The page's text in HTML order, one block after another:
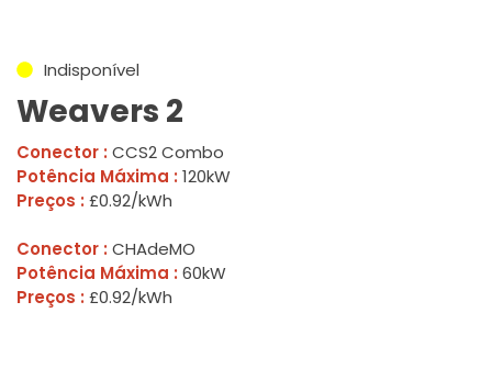
Indisponível
Weavers 2
Conector : CCS2 Combo
Potência Máxima : 120kW
Preços : £0.92/kWh
Conector : CHAdeMO
Potência Máxima : 60kW
Preços : £0.92/kWh